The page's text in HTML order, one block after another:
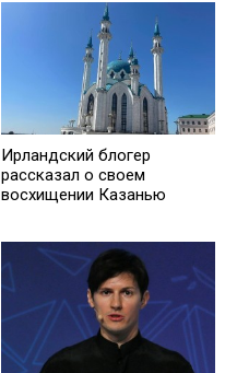
Ирландский блогер
рассказал о своем
восхищении Казанью